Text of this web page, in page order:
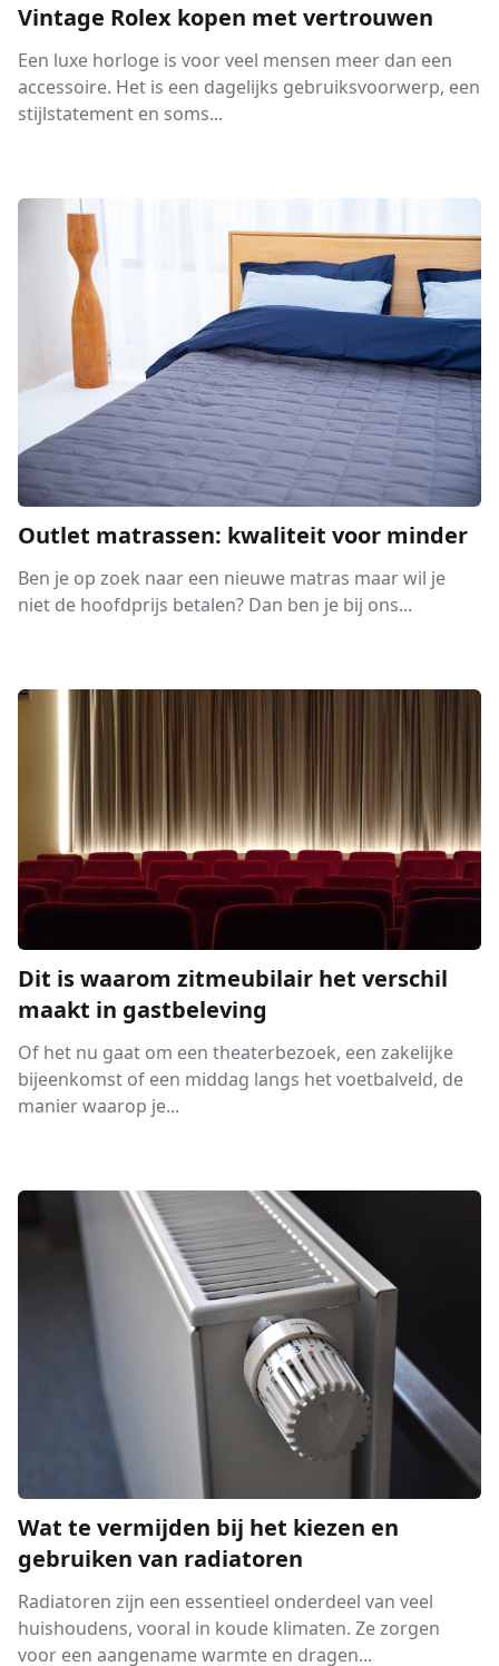
Vintage Rolex kopen met vertrouwen
Een luxe horloge is voor veel mensen meer dan een
accessoire. Het is een dagelijks gebruiksvoorwerp, een
stijlstatement en soms...
Outlet matrassen: kwaliteit voor minder
Ben je op zoek naar een nieuwe matras maar wil je
niet de hoofdprijs betalen? Dan ben je bij ons...
Dit is waarom zitmeubilair het verschil
maakt in gastbeleving
Of het nu gaat om een theaterbezoek, een zakelijke
bijeenkomst of een middag langs het voetbalveld, de
manier waarop je...
Wat te vermijden bij het kiezen en
gebruiken van radiatoren
Radiatoren zijn een essentieel onderdeel van veel
huishoudens, vooral in koude klimaten. Ze zorgen
voor een aangename warmte en dragen...